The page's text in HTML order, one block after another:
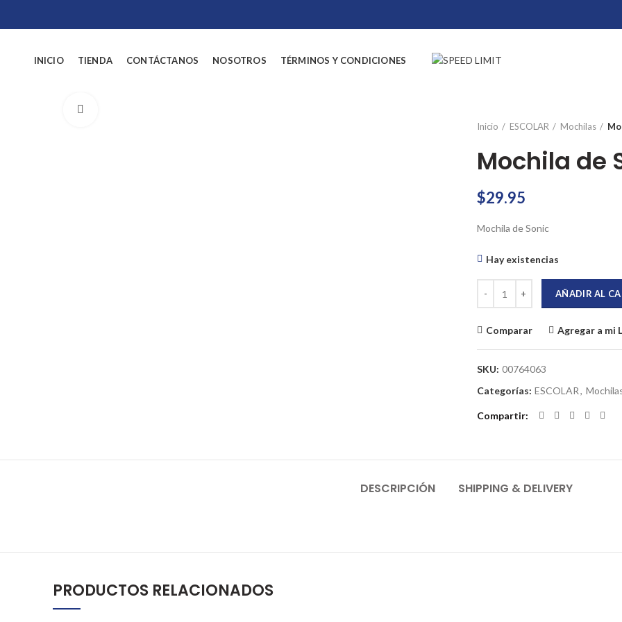
INICIO TIENDA CONTÁCTANOS NOSOTROS TÉRMINOS Y CONDICIONES
Inicio
ESCOLAR Mochilas
Mochila de
$29.95
Mochila de Sonic
Hay existencias
AÑADIR AL
Comparar Agregar a mi
SKU: 00764063
Categorías: ESCOLAR,
Compartir
DESCRIPCIÓN SHIPPING & DELIVERY
PRODUCTOS RELACIONADOS